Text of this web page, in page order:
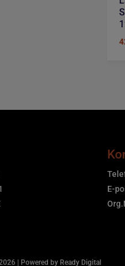
E-
| Powered by Ready Digital